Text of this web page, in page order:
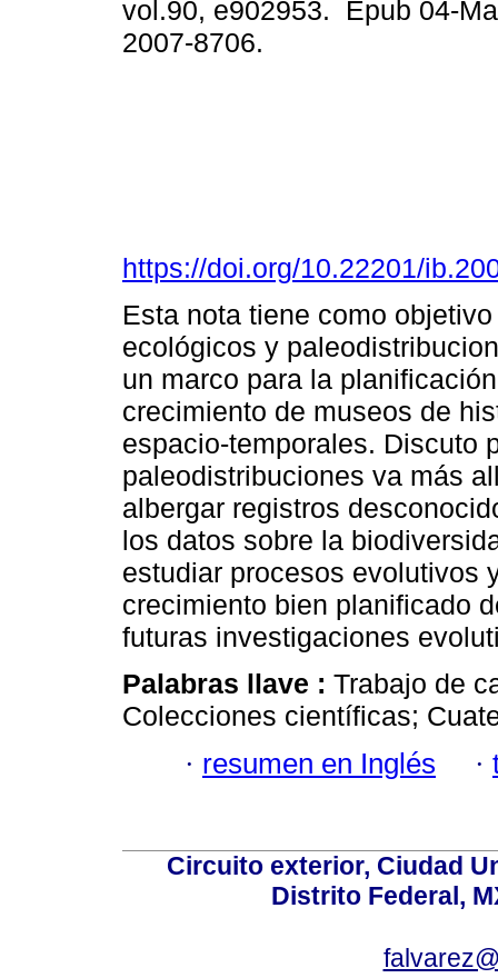
vol.90, e902953. Epub 04-
2007-8706.
https://doi.org/10.22201/
Esta nota tiene como
ecológicos y
un marco para la
crecimiento de museos de
espacio-temporales. Discuto
paleodistribuciones va más
albergar registros
los datos sobre la
estudiar procesos evolutivos
crecimiento bien planificado
futuras investigaciones
Palabras llave : Trabajo de
Colecciones científicas;
· resumen en Inglés ·
Circuito exterior, Ciudad
Distrito Federal,